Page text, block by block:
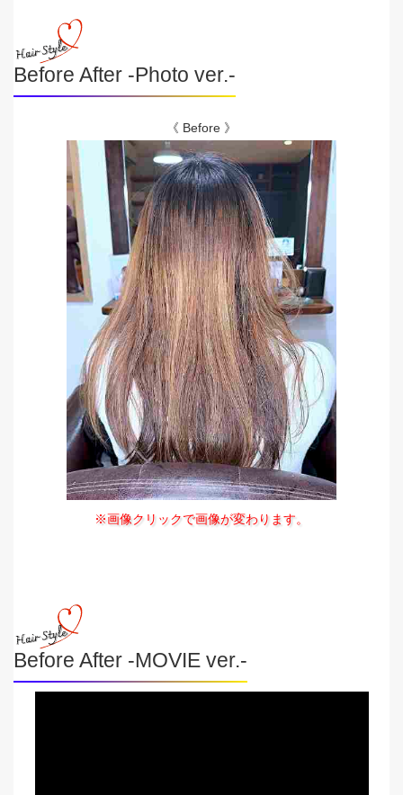
Before After -Photo ver.-
《 Before 》
※画像クリックで画像が変わります。
Before After -MOVIE ver.-